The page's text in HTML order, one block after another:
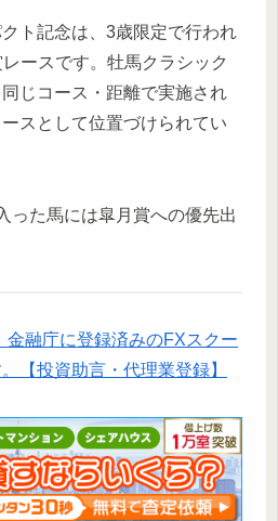
ト記念は、3歳限定で行われ
ースです。牡馬クラシック
じコース・距離で実施され
スとして位置づけられてい
った馬には皐月賞への優先出
金融庁に登録済みのFXスクー
【投資助言・代理業登録】